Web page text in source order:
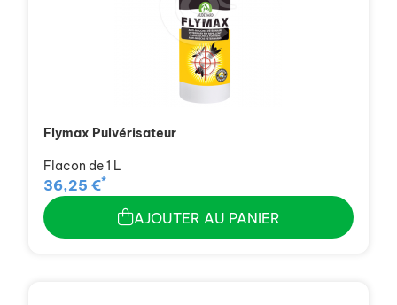
Flymax Pulvérisateur
Flacon de 1 L
36,25 €*
AJOUTER AU PANIER